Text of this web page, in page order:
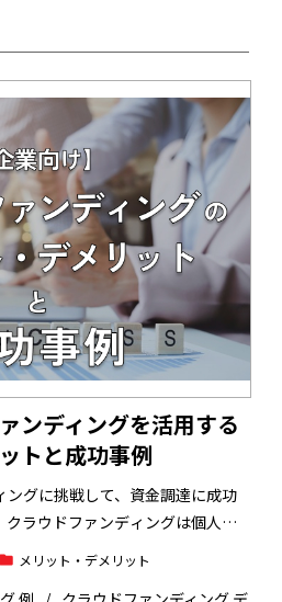
、適切な方法で真剣に取り組む
してみてください。
ンディングを活用する
トと成功事例
グに挑戦して、資金調達に成功
ラウドファンディングは個人・
るのが魅力です。
メリット・デメリット